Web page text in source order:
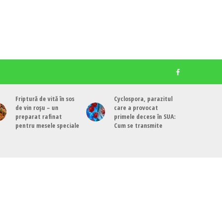
Friptură de vită în sos
de vin roșu – un
preparat rafinat
pentru mesele speciale
Cyclospora, parazitul
care a provocat
primele decese în SUA:
Cum se transmite